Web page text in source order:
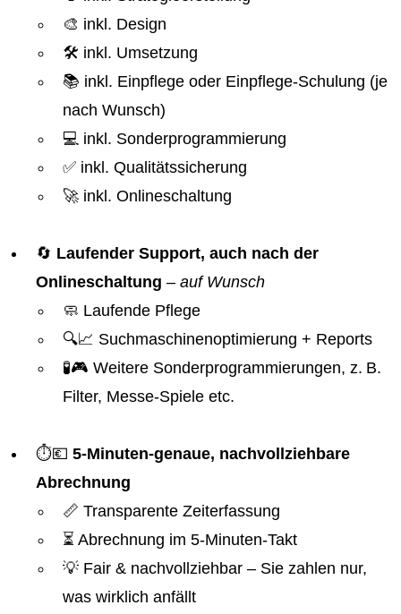
🎨 inkl. Design
🛠️ inkl. Umsetzung
📚 inkl. Einpflege oder Einpflege-Schulung (je
nach Wunsch)
💻 inkl. Sonderprogrammierung
✅ inkl. Qualitätssicherung
🚀 inkl. Onlineschaltung
🔄 Laufender Support, auch nach der
Onlineschaltung – auf Wunsch
🧼 Laufende Pflege
🔍📈 Suchmaschinenoptimierung + Reports
🧪🎮 Weitere Sonderprogrammierungen, z. B.
Filter, Messe-Spiele etc.
⏱️💶 5-Minuten-genaue, nachvollziehbare
Abrechnung
📏 Transparente Zeiterfassung
⏳ Abrechnung im 5-Minuten-Takt
💡 Fair & nachvollziehbar – Sie zahlen nur,
was wirklich anfällt